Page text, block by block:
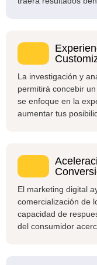
La investigación y
permitirá concebir
se enfoque en la
aumentar tus
El marketing digital
comercialización de
capacidad de
del consumidor